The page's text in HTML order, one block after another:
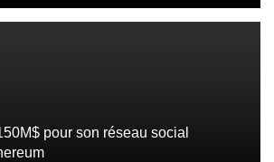
pour son réseau social